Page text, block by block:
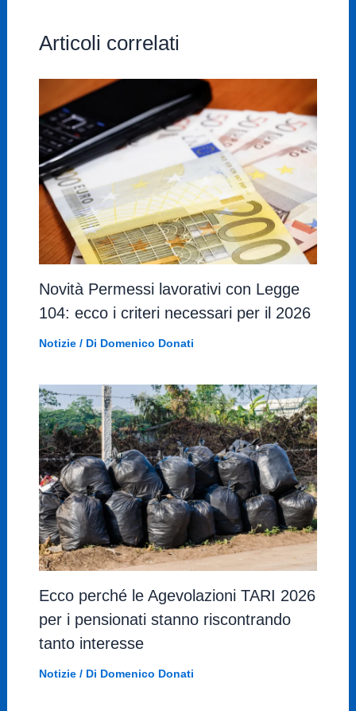
Articoli correlati
Novità Permessi lavorativi con Legge
104: ecco i criteri necessari per il 2026
Notizie/ Di Domenico Donati
Ecco perché le Agevolazioni TARI 2026
per i pensionati stanno riscontrando
tanto interesse
Notizie/ Di Domenico Donati